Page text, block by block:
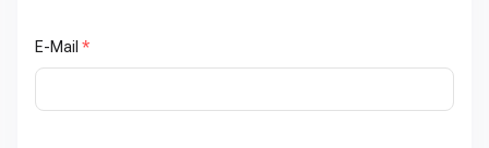
E-Mail *